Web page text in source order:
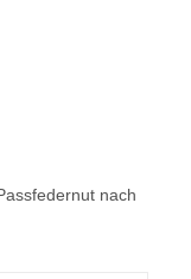
nach